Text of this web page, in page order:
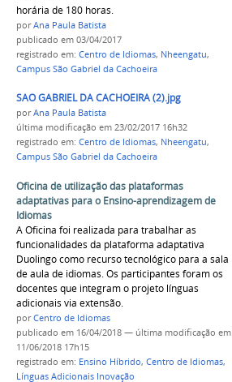
horária de 180 horas.
porAna Paula Batista
publicado em 03/04/2017
registrado em: Centro de Idiomas, Nheengatu,
Campus São Gabriel da Cachoeira
SAO GABRIEL DA CACHOEIRA (2).jpg
porAna Paula Batista
última modificação em 23/02/2017 16h32
registrado em: Centro de Idiomas, Nheengatu,
Campus São Gabriel da Cachoeira
Oficina de utilização das plataformas
adaptativas para o Ensino-aprendizagem de
Idiomas
A Oficina foi realizada para trabalhar as
funcionalidades da plataforma adaptativa
Duolingo como recurso tecnológico para a sala
de aula de idiomas. Os participantes foram os
docentes que integram o projeto línguas
adicionais via extensão.
porCentro de Idiomas
publicado em 16/04/2018 — última modificação em
11/06/2018 17h15
registrado em: Ensino Híbrido, Centro de Idiomas,
Línguas Adicionais Inovação